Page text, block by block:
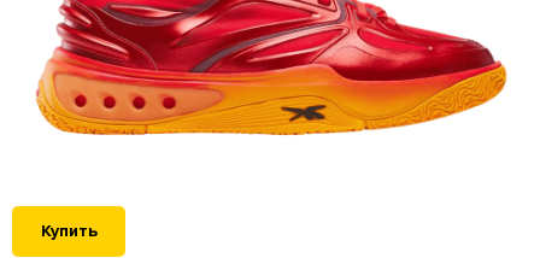
Купить